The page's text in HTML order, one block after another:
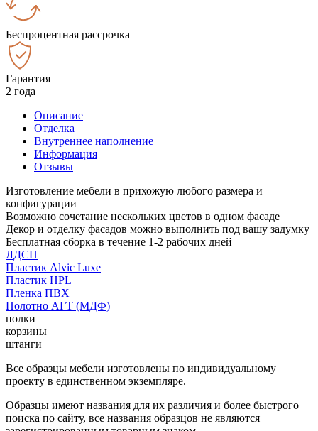
Беспроцентная рассрочка
Гарантия
2 года
Описание
Отделка
Внутреннее наполнение
Информация
Отзывы
Изготовление мебели в прихожую любого размера и
конфигурации
Возможно сочетание нескольких цветов в одном фасаде
Декор и отделку фасадов можно выполнить под вашу задумку
Бесплатная сборка в течение 1-2 рабочих дней
ЛДСП
Пластик Alvic Luxe
Пластик HPL
Пленка ПВХ
Полотно АГТ (МДФ)
полки
корзины
штанги
Все образцы мебели изготовлены по индивидуальному
проекту в единственном экземпляре.
Образцы имеют названия для их различия и более быстрого
поиска по сайту, все названия образцов не являются